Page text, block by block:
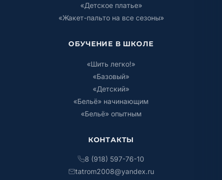
«Детское платье»
«Жакет-пальто на все сезоны»
ОБУЧЕНИЕ В ШКОЛЕ
«Шить легко!»
«Базовый»
«Детский»
«Бельё» начинающим
«Бельё» опытным
КОНТАКТЫ
8 (918) 597-76-10
tatrom2008@yandex.ru